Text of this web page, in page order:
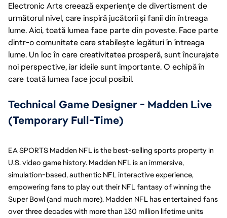
Electronic Arts creează experiențe de divertisment de
următorul nivel, care inspiră jucătorii și fanii din întreaga
lume. Aici, toată lumea face parte din poveste. Face parte
dintr-o comunitate care stabilește legături în întreaga
lume. Un loc în care creativitatea prosperă, sunt încurajate
noi perspective, iar ideile sunt importante. O echipă în
care toată lumea face jocul posibil.
Technical Game Designer - Madden Live
(Temporary Full-Time)
EA SPORTS Madden NFL is the best-selling sports property in
U.S. video game history. Madden NFL is an immersive,
simulation-based, authentic NFL interactive experience,
empowering fans to play out their NFL fantasy of winning the
Super Bowl (and much more). Madden NFL has entertained fans
over three decades with more than 130 million lifetime units